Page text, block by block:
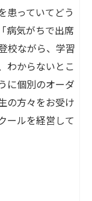
患っていてどう
病気がちで出席
校ながら、学習
わからないとこ
に個別のオーダ
の方々をお受け
ールを経営して